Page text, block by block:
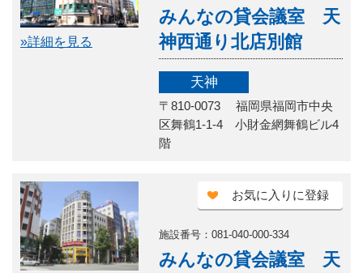
»詳細を見る
みんなの貸会議室 天
神西通り北店別館
天神
〒810-0073 福岡県福岡市中央
区舞鶴1-1-4 小財金網舞鶴ビル4
階
施設番号：081-040-000-334
お気に入りに登録
みんなの貸会議室 天